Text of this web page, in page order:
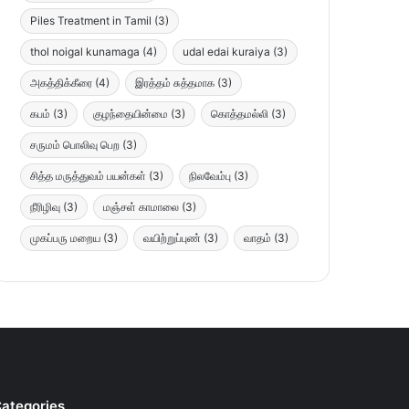
Piles Treatment in Tamil (3)
thol noigal kunamaga (4) udal edai kuraiya (3)
அகத்திக்கீரை (4) இரத்தம் சுத்தமாக (3)
கபம் (3) குழந்தையின்மை (3) கொத்தமல்லி (3)
சருமம் பொலிவு பெற (3)
சித்த மருத்துவம் பயன்கள் (3) நிலவேம்பு (3)
நீரிழிவு (3) மஞ்சள் காமாலை (3)
முகப்பரு மறைய (3) வயிற்றுப்புண் (3) வாதம் (3)